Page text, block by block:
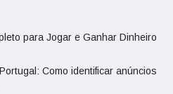
para Jogar e Ganhar Dinheiro
Como identificar anúncios